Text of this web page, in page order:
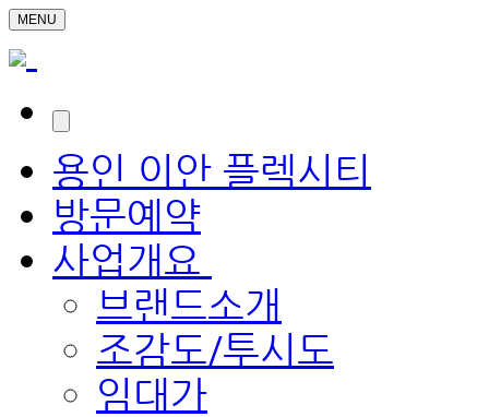
MENU
용인 이안 플렉시티
방문예약
사업개요
브랜드소개
조감도/투시도
임대가